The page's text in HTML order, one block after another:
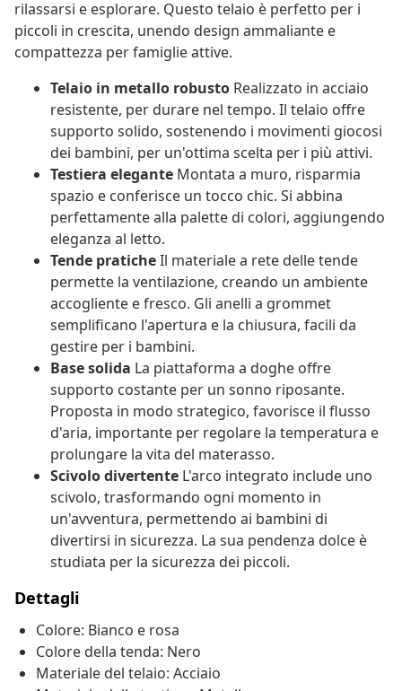
rilassarsi e esplorare. Questo telaio è perfetto per i
piccoli in crescita, unendo design ammaliante e
compattezza per famiglie attive.
Telaio in metallo robusto Realizzato in acciaio
resistente, per durare nel tempo. Il telaio offre
supporto solido, sostenendo i movimenti giocosi
dei bambini, per un'ottima scelta per i più attivi.
Testiera elegante Montata a muro, risparmia
spazio e conferisce un tocco chic. Si abbina
perfettamente alla palette di colori, aggiungendo
eleganza al letto.
Tende praticheIl materiale a rete delle tende
permette la ventilazione, creando un ambiente
accogliente e fresco. Gli anelli a grommet
semplificano l'apertura e la chiusura, facili da
gestire per i bambini.
Base solida La piattaforma a doghe offre
supporto costante per un sonno riposante.
Proposta in modo strategico, favorisce il flusso
d'aria, importante per regolare la temperatura e
prolungare la vita del materasso.
Scivolo divertente L'arco integrato include uno
scivolo, trasformando ogni momento in
un'avventura, permettendo ai bambini di
divertirsi in sicurezza. La sua pendenza dolce è
studiata per la sicurezza dei piccoli.
Dettagli
Colore: Bianco e rosa
Colore della tenda: Nero
Materiale del telaio: Acciaio